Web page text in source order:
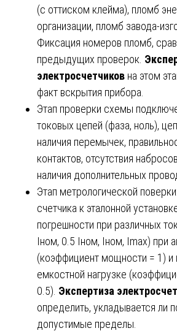
(с оттиском клейма), пломб
организации, пломб завода-
Фиксация номеров пломб,
предыдущих проверок.
электросчетчиков на этом
факт вскрытия прибора.
Этап проверки схемы
токовых цепей (фаза, ноль),
наличия перемычек,
контактов, отсутствия
наличия дополнительных
Этап метрологической
счетчика к эталонной
погрешности при различных
Iном, 0.5 Iном, Iном, Imax) при
(коэффициент мощности = 1) и
емкостной нагрузке
0.5). Экспертиза
определить, укладывается ли
допустимые пределы.